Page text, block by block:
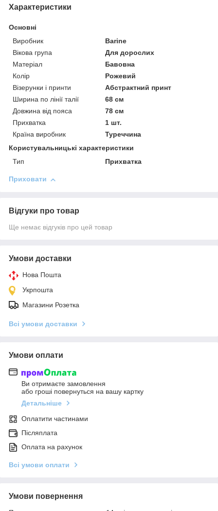
Характеристики
Основні
Виробник
Barine
Вікова група
Для дорослих
Матеріал
Бавовна
Колір
Рожевий
Візерунки і принти
Абстрактний принт
Ширина по лінії талії
68 см
Довжина від пояса
78 см
Прихватка
1 шт.
Країна виробник
Туреччина
Користувальницькі характеристики
Тип
Прихватка
Приховати
Відгуки про товар
Ще немає відгуків про цей товар
Умови доставки
Нова Пошта
Укрпошта
Магазини Розетка
Всі умови доставки
Умови оплати
Ви отримаєте замовлення
або гроші повернуться на вашу картку
Детальніше
Оплатити частинами
Післяплата
Оплата на рахунок
Всі умови оплати
Умови повернення